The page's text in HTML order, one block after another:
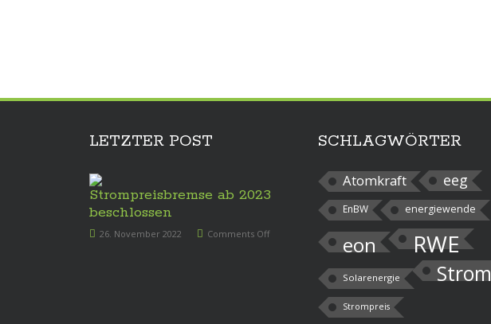
LETZTER POST
Strompreisbremse ab 2023
beschlossen
26. November 2022 Comments Off
SCHLAGWÖRTER
Atomkraft eeg
EnBW energiewende
eon RWE
Solarenergie Strom
Strompreis